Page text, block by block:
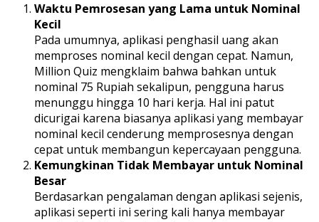
Waktu Pemrosesan yang Lama untuk Nominal
Kecil
Pada umumnya, aplikasi penghasil uang akan
memproses nominal kecil dengan cepat. Namun,
Million Quiz mengklaim bahwa bahkan untuk
nominal 75 Rupiah sekalipun, pengguna harus
menunggu hingga 10 hari kerja. Hal ini patut
dicurigai karena biasanya aplikasi yang membayar
nominal kecil cenderung memprosesnya dengan
cepat untuk membangun kepercayaan pengguna.
Kemungkinan Tidak Membayar untuk Nominal
Besar
Berdasarkan pengalaman dengan aplikasi sejenis,
aplikasi seperti ini sering kali hanya membayar